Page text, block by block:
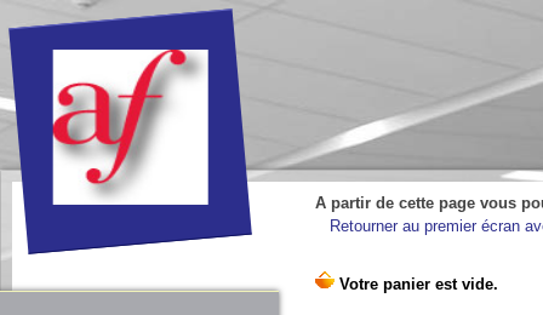
A partir de cette page vous
Retourner au premier écran